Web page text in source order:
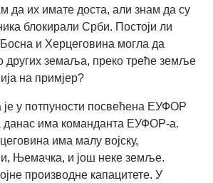
да их имате доста, али знам да су
блокирали Срби. Постоји ли
и Херцеговина могла да
других земаља, преко треће земље
на примјер?
у потпуности посвећена ЕУФОР
данас има команданта ЕУФОР-а.
има малу војску,
Њемачка, и још неке земље.
производне капацитете. У